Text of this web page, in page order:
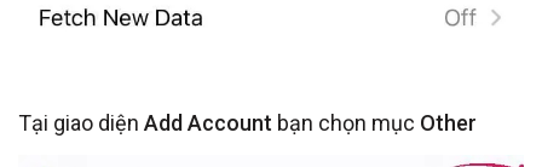
Tại giao diện Add Account bạn chọn mục Other